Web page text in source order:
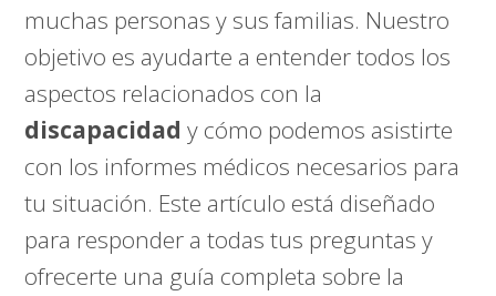
muchas personas y sus familias. Nuestro
objetivo es ayudarte a entender todos los
aspectos relacionados con la
discapacidady cómo podemos asistirte
con los informes médicos necesarios para
tu situación. Este artículo está diseñado
para responder a todas tus preguntas y
ofrecerte una guía completa sobre la